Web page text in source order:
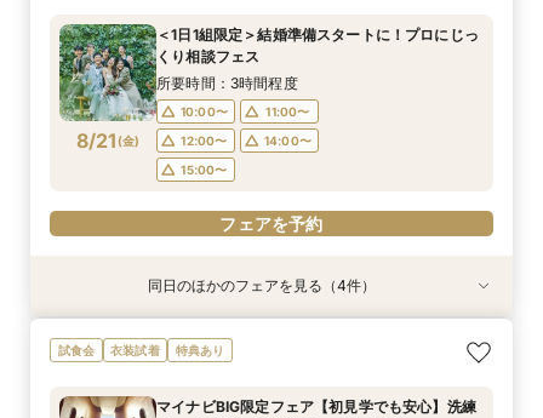
8/20(木)
10:00〜
12:00〜
14:00〜
15:00〜
フェアを予約
8/20(木)
10:00〜
12:00〜
14:00〜
15:00〜
フェアを予約
8/20(木)
10:00〜
12:00〜
14:00〜
15:00〜
フェアを予約
8/20(木)
10:00〜
12:00〜
14:00〜
15:00〜
フェアを予約
8/20(木)
10:00〜
12:00〜
14:00〜
15:00〜
フェアを予約
8/21 (金)
＜1日1組限定＞結婚準備スタートに！プロにじっ
くり相談フェス
所要時間：3時間程度
10:00〜
11:00〜
12:00〜
14:00〜
15:00〜
フェアを予約
特典あり
【10名～におすすめ*少人数W】挙式×会食プラ
ン×おもてなし体験
衣装試着 特典あり
【大切な家族のペットと一緒に】限定特典付*
ペットW安心相談会
衣装試着 特典あり
＜初めての式場見学＞心躍る花嫁の第一歩♪ゆっ
たり相談＆見学会
【遠方の方◎オンライン相談会】スマホで簡単！
豪華5大特典付き
同日のほかのフェアを見る（4件）
試食会 衣装試着 特典あり
マイナビBIG限定フェア【初見学でも安心】洗練